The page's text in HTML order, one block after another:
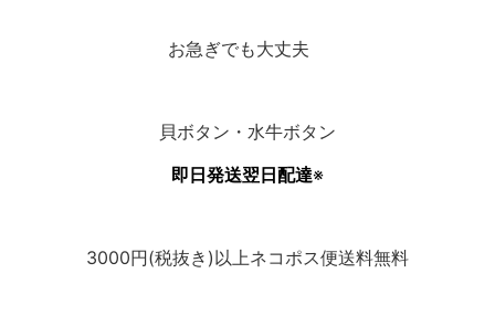
お急ぎでも大丈夫
貝ボタン・水牛ボタン
即日発送翌日配達※
3000円(税抜き)以上ネコポス便送料無料